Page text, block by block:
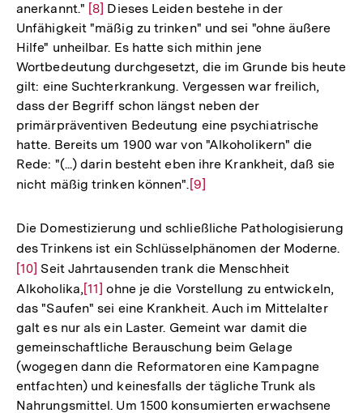
anerkannt." Zur
Auflösung
der
Fußnote
[8] Dieses Leiden bestehe in der
Unfähigkeit "mäßig zu trinken" und sei "ohne äußere
Hilfe" unheilbar. Es hatte sich mithin jene
Wortbedeutung durchgesetzt, die im Grunde bis heute
gilt: eine Suchterkrankung. Vergessen war freilich,
dass der Begriff schon längst neben der
primärpräventiven Bedeutung eine psychiatrische
hatte. Bereits um 1900 war von "Alkoholikern" die
Rede: "(...) darin besteht eben ihre Krankheit, daß sie
nicht mäßig trinken können". Zur
der
Fußnote
[9]
Die Domestizierung und schließliche Pathologisierung
des Trinkens ist ein Schlüsselphänomen der Moderne.
[10] Seit Jahrtausenden trank die Menschheit
Alkoholika,Zur
Auflösung
der
Fußnote
[11] ohne je die Vorstellung zu entwickeln,
das "Saufen" sei eine Krankheit. Auch im Mittelalter
galt es nur als ein Laster. Gemeint war damit die
gemeinschaftliche Berauschung beim Gelage
(wogegen dann die Reformatoren eine Kampagne
entfachten) und keinesfalls der tägliche Trunk als
Nahrungsmittel. Um 1500 konsumierten erwachsene